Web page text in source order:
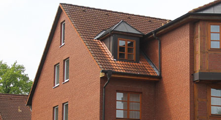
RESTAURANT
ZIMMER
KONTAKT
BUCHUNG